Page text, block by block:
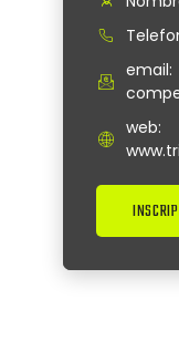
email:
web: